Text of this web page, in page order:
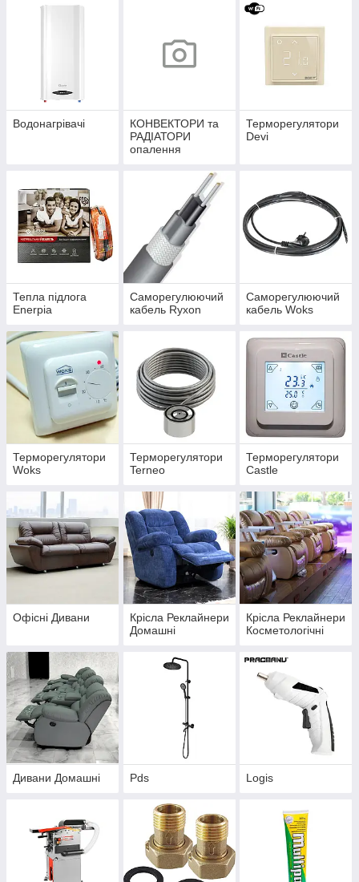
Водонагрівачі
КОНВЕКТОРИ та
РАДІАТОРИ
опалення
Терморегулятори
Devi
Тепла підлога
Enerpia
Саморегулюючий
кабель Ryxon
Саморегулюючий
кабель Woks
Терморегулятори
Woks
Терморегулятори
Terneo
Терморегулятори
Castle
Офісні Дивани
Крісла Реклайнери
Домашні
Крісла Реклайнери
Косметологічні
Дивани Домашні Pds Logis